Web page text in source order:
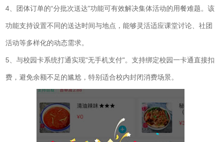
4、团体订单的“分批次送达”功能可有效解决集体活动的用餐难题。该
功能支持设置不同的送达时间与地点，能够灵活适应课堂讨论、社团
活动等多样化的动态需求。
5、与校园卡系统打通实现"无手机支付"。支持绑定校园一卡通直接扣
费，避免余额不足的尴尬，特别适合校内封闭消费场景。